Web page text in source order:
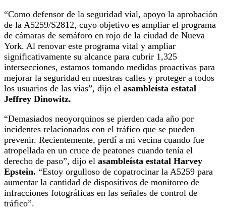
“Como defensor de la seguridad vial, apoyo la aprobación
de la A5259/S2812, cuyo objetivo es ampliar el programa
de cámaras de semáforo en rojo de la ciudad de Nueva
York. Al renovar este programa vital y ampliar
significativamente su alcance para cubrir 1,325
intersecciones, estamos tomando medidas proactivas para
mejorar la seguridad en nuestras calles y proteger a todos
los usuarios de las vías”, dijo el asambleísta estatal
Jeffrey Dinowitz.
“Demasiados neoyorquinos se pierden cada año por
incidentes relacionados con el tráfico que se pueden
prevenir. Recientemente, perdí a mi vecina cuando fue
atropellada en un cruce de peatones cuando tenía el
derecho de paso”, dijo el asambleísta estatal Harvey
Epstein. “Estoy orgulloso de copatrocinar la A5259 para
aumentar la cantidad de dispositivos de monitoreo de
infracciones fotográficas en las señales de control de
tráfico”.